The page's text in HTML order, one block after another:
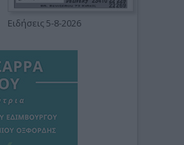
Ειδήσεις 5-8-2026